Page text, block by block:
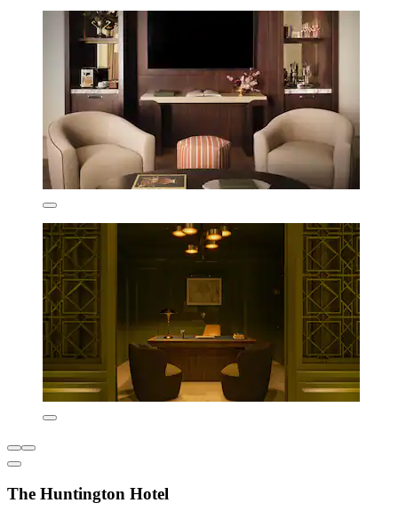
The Huntington Hotel